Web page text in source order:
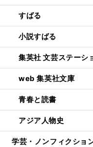
すばる
小説すばる
集英社 文芸ステーシ
web 集英社文庫
青春と読書
アジア人物史
学芸・ノンフィクショ